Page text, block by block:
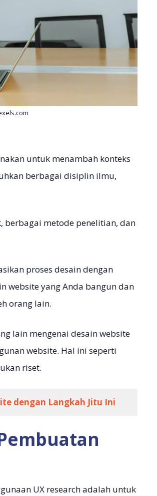
untuk menambah konteks
berbagai disiplin ilmu,
berbagai metode penelitian, dan
proses desain dengan
website yang Anda bangun dan
orang lain.
lain mengenai desain website
website. Hal ini seperti
riset.
dengan Langkah Jitu Ini
UX research adalah untuk